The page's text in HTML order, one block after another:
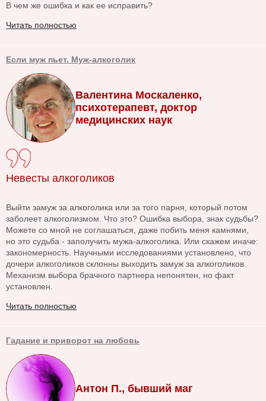
В чем же ошибка и как ее исправить?
Читать полностью
Если муж пьет. Муж-алкоголик
Валентина Москаленко,
психотерапевт, доктор
медицинских наук
Невесты алкоголиков
Выйти замуж за алкоголика или за того парня, который потом
заболеет алкоголизмом. Что это? Ошибка выбора, знак судьбы?
Можете со мной не соглашаться, даже побить меня камнями,
но это судьба - заполучить мужа-алкоголика. Или скажем иначе:
закономерность. Научными исследованиями установлено, что
дочери алкоголиков склонны выходить замуж за алкоголиков.
Механизм выбора брачного партнера непонятен, но факт
установлен.
Читать полностью
Гадание и приворот на любовь
Антон П., бывший маг